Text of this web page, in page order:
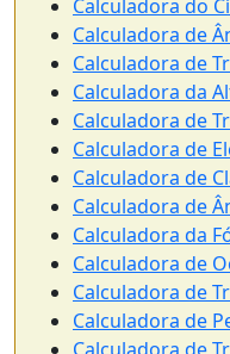
Calculadora do
Calculadora de
Calculadora de
Calculadora da
Calculadora de
Calculadora de
Calculadora de
Calculadora de
Calculadora da
Calculadora de
Calculadora de
Calculadora de